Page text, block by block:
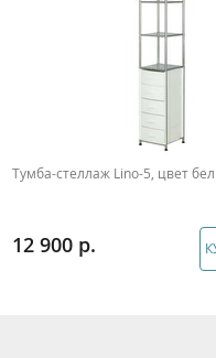
Тумба-стеллаж Lino-5, цвет
12 900